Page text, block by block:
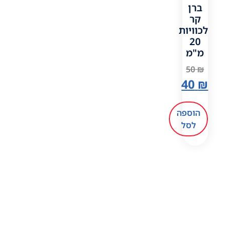
ברן
קר
לכוויות
20
מ"מ
₪
50
₪
הוספה
לסל